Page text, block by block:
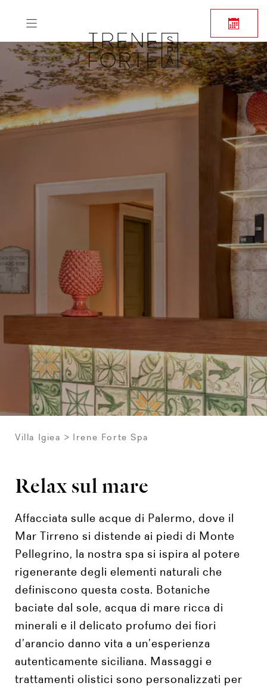
Villa Igiea Irene Forte Spa
Relax sul mare
Affacciata sulle acque di Palermo, dove il
Mar Tirreno si distende ai piedi di Monte
Pellegrino, la nostra spa si ispira al potere
rigenerante degli elementi naturali che
definiscono questa costa. Botaniche
baciate dal sole, acqua di mare ricca di
minerali e il delicato profumo dei fiori
d’arancio danno vita a un’esperienza
autenticamente siciliana. Massaggi e
trattamenti olistici sono personalizzati per